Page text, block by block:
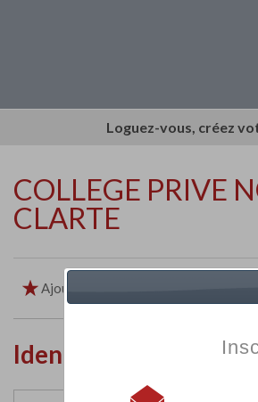
Loguez-vous, créez
COLLEGE PRIVE
CLARTE
Ajouter aux favoris
Identité de